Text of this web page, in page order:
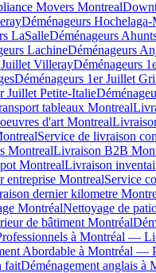
Movers Montreal
Déménageurs
LaSalleDéménageurs
LachineDéménageurs
VillerayDéménageurs
Déménageurs 1er Juillet
Juillet Petite-Italie
tableaux Montreal
d'art Montreal
Service de livraison
MontrealLivraison B2B
MontrealLivraison
entreprise MontrealService
dernier kilometre
MontréalNettoyage de
de bâtiment Montréal
à Montréal —
Abordable à Montréal —
faitDéménagement anglais